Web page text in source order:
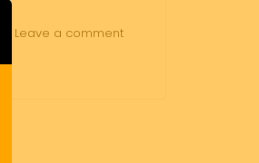
Leave a comment